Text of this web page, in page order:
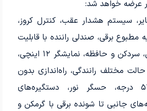
عرضه خواهد شد:
سیستم هشدار عقب، کنترل کروز،
مطبوع برقی، صندلی راننده با قابلیت
تنظیم برقی، گرمکن، سردکن و حافظه، نمایشگر ۱۲ اینچی،
مختلف رانندگی، راه‌اندازی بدون
کلید، دوربین ۵۴۰ درجه، حسگر نور، دستگیره‌های
جانبی تا شونده برقی با گرمکن و